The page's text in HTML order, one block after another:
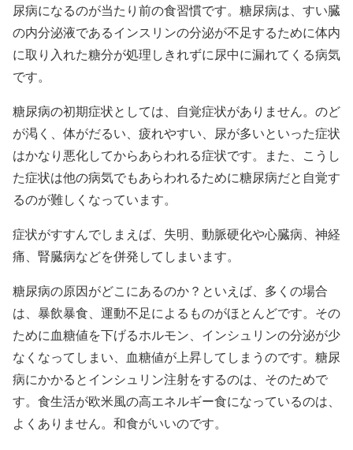
尿病になるのが当たり前の食習慣です。糖尿病は、すい臓
の内分泌液であるインスリンの分泌が不足するために体内
に取り入れた糖分が処理しきれずに尿中に漏れてくる病気
です。
糖尿病の初期症状としては、自覚症状がありません。のど
が渇く、体がだるい、疲れやすい、尿が多いといった症状
はかなり悪化してからあらわれる症状です。また、こうし
た症状は他の病気でもあらわれるために糖尿病だと自覚す
るのが難しくなっています。
症状がすすんでしまえば、失明、動脈硬化や心臓病、神経
痛、腎臓病などを併発してしまいます。
糖尿病の原因がどこにあるのか？といえば、多くの場合
は、暴飲暴食、運動不足によるものがほとんどです。その
ために血糖値を下げるホルモン、インシュリンの分泌が少
なくなってしまい、血糖値が上昇してしまうのです。糖尿
病にかかるとインシュリン注射をするのは、そのためで
す。食生活が欧米風の高エネルギー食になっているのは、
よくありません。和食がいいのです。